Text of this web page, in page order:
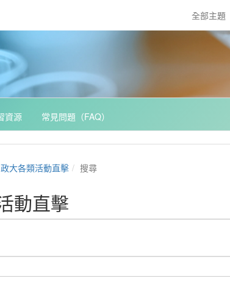
全部主題
資源 常見問題（FAQ）
政大各類活動直擊 搜尋
動直擊